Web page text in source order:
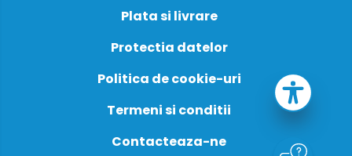
Plata si livrare
Protectia datelor
Politica de cookie-uri
Termeni si conditii
Contacteaza-ne